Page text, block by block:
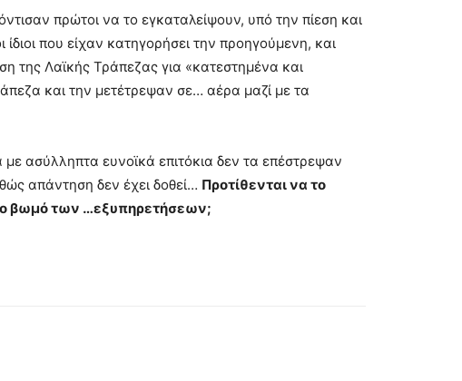
πρώτοι να το εγκαταλείψουν, υπό την πίεση και
που είχαν κατηγορήσει την προηγούμενη, και
της Λαϊκής Τράπεζας για «κατεστημένα και
και την μετέτρεψαν σε… αέρα μαζί με τα
ασύλληπτα ευνοϊκά επιτόκια δεν τα επέστρεψαν
απάντηση δεν έχει δοθεί… Προτίθενται να το
βωμό των …εξυπηρετήσεων;